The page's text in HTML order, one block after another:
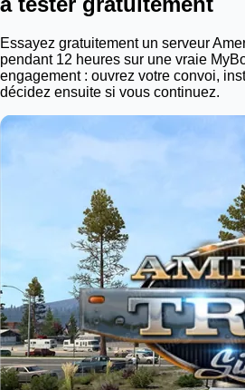
Essayez gratuitement un serveur
pendant 12 heures sur une vraie
engagement : ouvrez votre convoi,
décidez ensuite si vous continuez.